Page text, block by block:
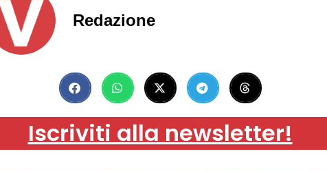
Redazione
Iscriviti alla newsletter!